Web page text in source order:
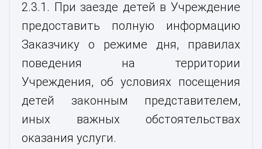
2.3.1. При заезде детей в Учреждение
предоставить полную информацию
Заказчику о режиме дня, правилах
поведения на территории
Учреждения, об условиях посещения
детей законным представителем,
иных важных обстоятельствах
оказания услуги.